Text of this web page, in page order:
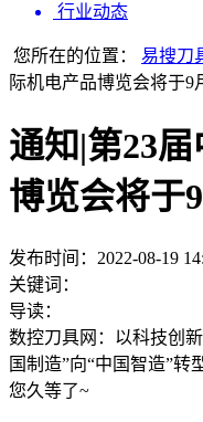
行业动态
您所在的位置： 易搜刀
际机电产品博览会将于9
通知|第23
博览会将于
发布时间：2022-08-19
关键词：
导读：
数控刀具网：以科技创
国制造”向“中国智造”转
您久等了~